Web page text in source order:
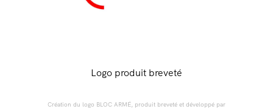
Logo produit breveté
Création du logo BLOC ARMÉ, produit breveté et développé par